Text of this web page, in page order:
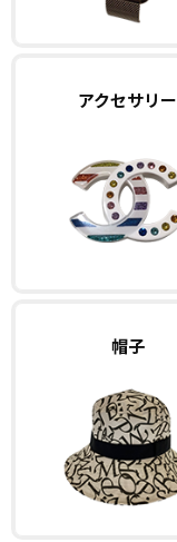
アクセサリー
帽子